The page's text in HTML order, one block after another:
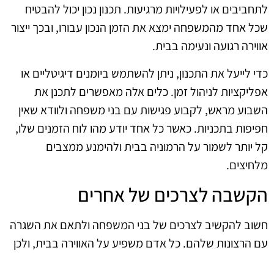
לתחביבים או לפעילויות מרגיעות. תכנון נכון יכול להבטיח
שכל אחד מהמשפחה ימצא את הזמן הנכון עבורו, ובכך ייצור
אווירה רגועה ונעימה בבית.
כדי לייעל את התכנון, ניתן להשתמש ביומנים דיגיטליים או
אפליקציות לניהול זמן. כלים אלה מאפשרים לתכנן את
השבוע מראש, לקבוע פגישות עם בני משפחה ולוודא שאין
חפיפות בתכניות. כאשר כל אחד יודע מהו לוח הזמנים שלו,
קל יותר לשמור על הרמוניה בבית ולהימנע ממצבים
מלחיצים.
הקשבה לצרכים של אחרים
חשוב להקשיב לצרכים של בני המשפחה ולתאם את השגרה
עם הרצונות שלהם. כל אדם משפיע על האווירה בבית, ולכן